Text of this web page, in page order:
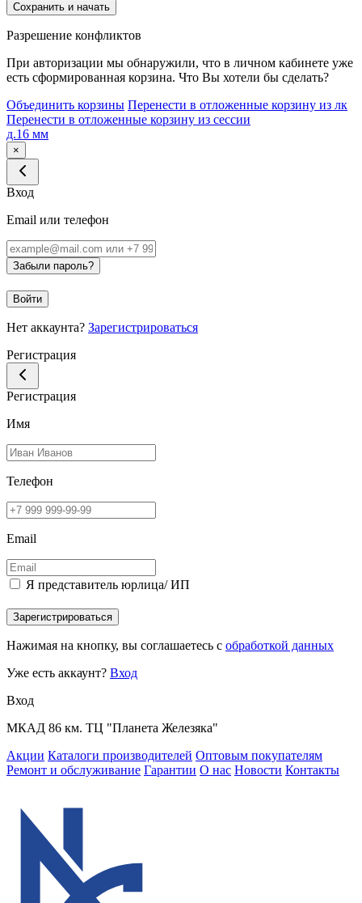
Сохранить и начать
Разрешение конфликтов
При авторизации мы обнаружили, что в личном кабинете уже
есть сформированная корзина. Что Вы хотели бы сделать?
Объединить корзины Перенести в отложенные корзину из лк
Перенести в отложенные корзину из сессии
д.16 мм
×
Вход
Email или телефон
Забыли пароль?
Войти
Нет аккаунта? Зарегистрироваться
Регистрация
Регистрация
Имя
Телефон
Email
Я представитель юрлица/ ИП
Зарегистрироваться
Нажимая на кнопку, вы соглашаетесь с обработкой данных
Уже есть аккаунт? Вход
Вход
МКАД 86 км. ТЦ "Планета Железяка"
Акции Каталоги производителей Оптовым покупателям
Ремонт и обслуживание Гарантии О нас Новости Контакты